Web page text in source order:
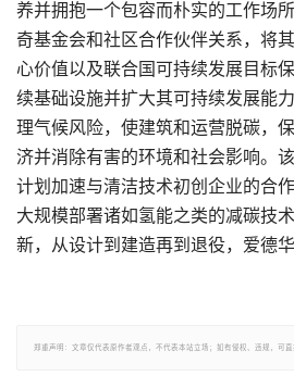
养并拥抱一个包容而朴实的工作场
奇基金会和社区合作伙伴关系，将
心价值以及联合国可持续发展目标
续基础设施并扩大其可持续发展能
理气候风险，使建筑和运营脱碳，
济并消除有害的环境和社会影响。
计划加速与清洁技术初创企业的合
大规模部署诸如氢能之类的减碳技
新，从设计到建造再到退役，爱德华
郑重声明：文章仅代表原作者观点，不代表本站立场；如有侵权、违规，可